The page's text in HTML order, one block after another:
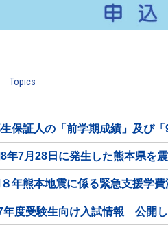
Topics
保証人の「前学期成績」及び
年7月28日に発生した熊本県を
年熊本地震に係る緊急支援学
年度受験生向け入試情報 公開